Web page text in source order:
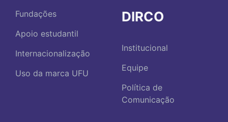
Fundações
Apoio estudantil
Internacionalização
Uso da marca UFU
DIRCO
Institucional
Equipe
Política de
Comunicação